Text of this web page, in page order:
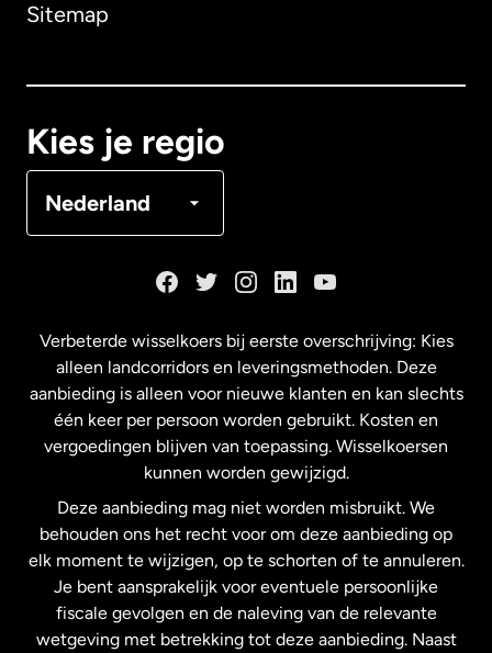
Sitemap
Kies je regio
Nederland
Maleisië
Nederland
Nieuw-Zeeland
Spanje
Verbeterde wisselkoers bij eerste overschrijving: Kies
alleen landcorridors en leveringsmethoden. Deze
aanbieding is alleen voor nieuwe klanten en kan slechts
één keer per persoon worden gebruikt. Kosten en
vergoedingen blijven van toepassing. Wisselkoersen
kunnen worden gewijzigd.
Deze aanbieding mag niet worden misbruikt. We
behouden ons het recht voor om deze aanbieding op
elk moment te wijzigen, op te schorten of te annuleren.
Je bent aansprakelijk voor eventuele persoonlijke
fiscale gevolgen en de naleving van de relevante
wetgeving met betrekking tot deze aanbieding. Naast